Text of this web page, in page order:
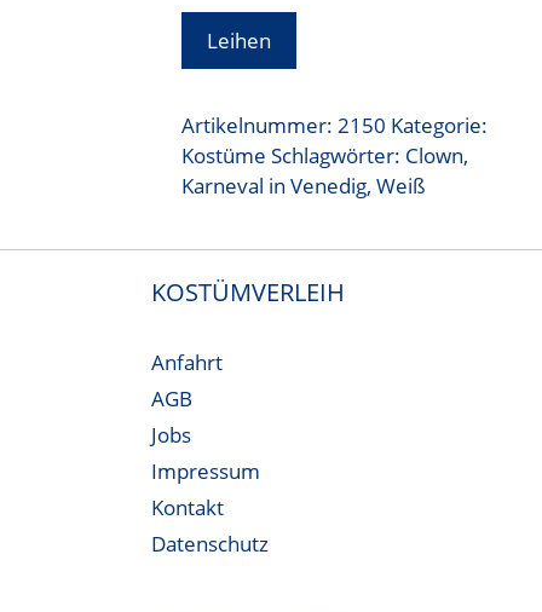
Leihen
Artikelnummer:2150 Kategorie:
Kostüme Schlagwörter: Clown,
Karneval in Venedig,Weiß
KOSTÜMVERLEIH
Anfahrt
AGB
Jobs
Impressum
Kontakt
Datenschutz